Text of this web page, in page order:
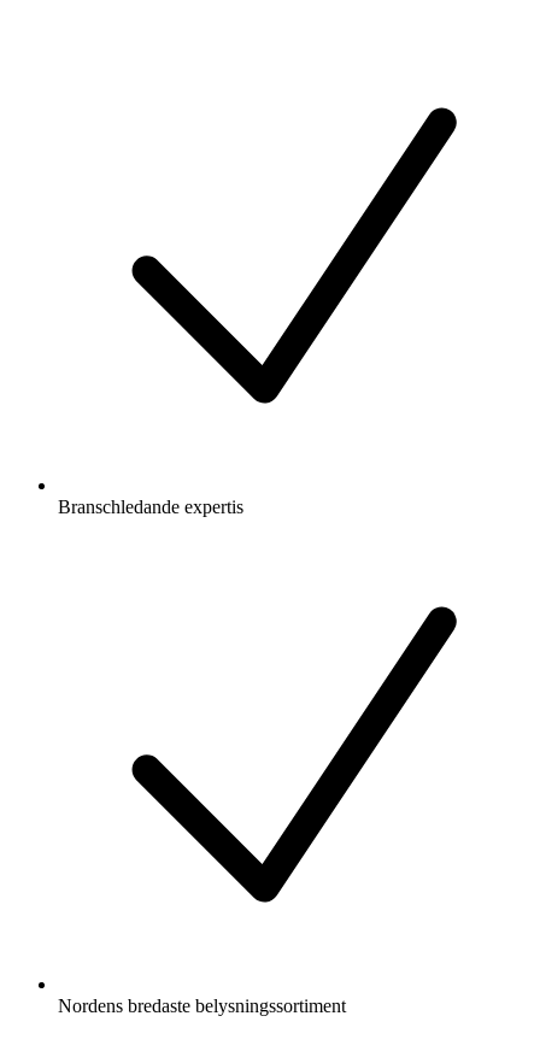
Branschledande expertis
Nordens bredaste belysningssortiment